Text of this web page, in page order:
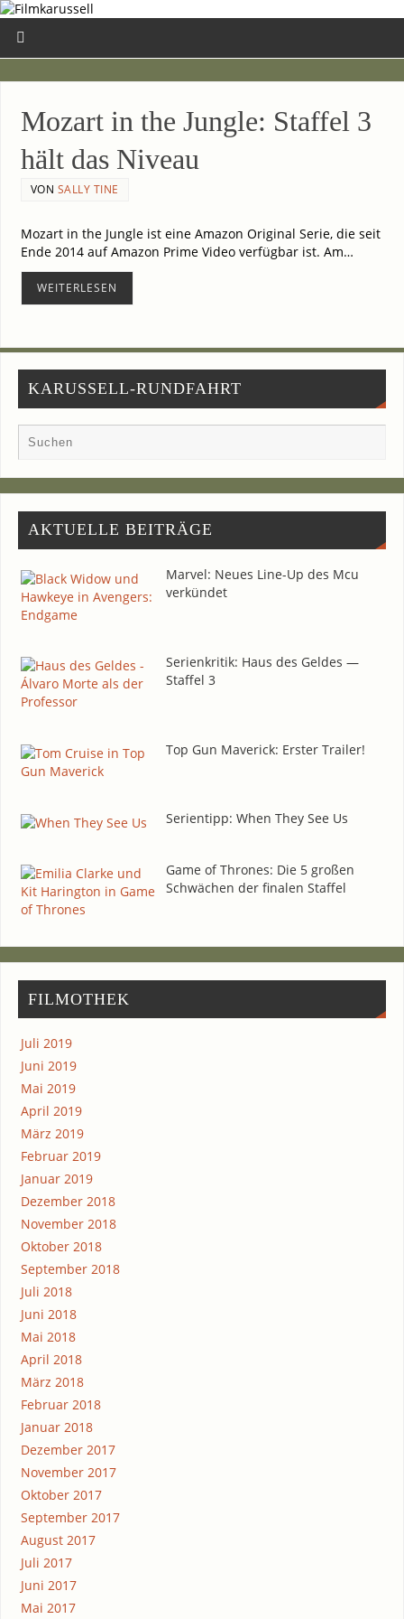
Mozart in the Jungle: Staf­fel 3
hält das Niveau
VON SALLY TINE
Mozart in the Jungle ist eine Ama­zon Ori­gi­nal Serie, die seit
Ende 2014 auf Ama­zon Prime Video ver­füg­bar ist. Am…
WEI­TER­LE­SEN
KARUSSELL-RUNDFAHRT
AKTU­EL­LE BEITRÄGE
Mar­vel: Neu­es Line-Up des Mcu
verkündet
Seri­en­kri­tik: Haus des Gel­des —
Staf­fel 3
Top Gun Maverick: Ers­ter Trailer!
Seri­en­tipp: When They See Us
Game of Thro­nes: Die 5 gro­ßen
Schwä­chen der fina­len Staffel
FIL­MO­THEK
Juli 2019
Juni 2019
Mai 2019
April 2019
März 2019
Februar 2019
Januar 2019
Dezember 2018
November 2018
Oktober 2018
September 2018
Juli 2018
Juni 2018
Mai 2018
April 2018
März 2018
Februar 2018
Januar 2018
Dezember 2017
November 2017
Oktober 2017
September 2017
August 2017
Juli 2017
Juni 2017
Mai 2017